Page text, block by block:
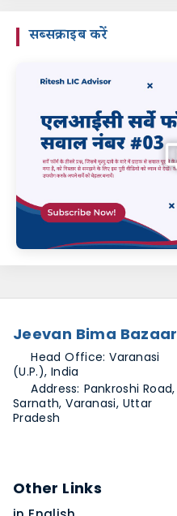
सब्सक्राइब करें
Jeevan Bima Bazaar
Head Office: Varanasi
(U.P.), India
Address: Pankroshi Road,
Sarnath, Varanasi, Uttar
Pradesh
Other Links